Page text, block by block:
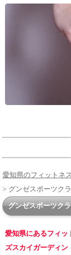
愛知県のフィットネ
> グンゼスポーツク
グンゼスポーツク
愛知県にあるフィ
ズスカイガーディ